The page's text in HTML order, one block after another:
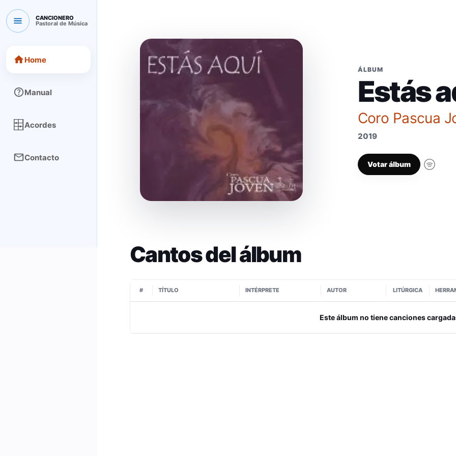
CANCIONERO
Pastoral de Música
CANCIONERO Pastoral de Música
Home
Manual
Acordes
Contacto
ÁLBUM
Estás
Coro Pascua
2019
Votar álbum
Cantos del álbum
# TÍTULO INTÉRPRETE AUTOR LITÚRGICA
Este álbum no tiene canciones